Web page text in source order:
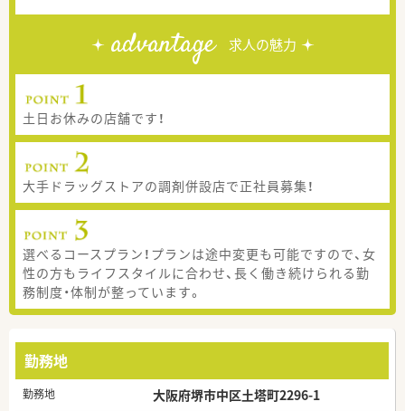
advantage 求人の魅力
土日お休みの店舗です！
大手ドラッグストアの調剤併設店で正社員募集！
選べるコースプラン！プランは途中変更も可能ですので、女
性の方もライフスタイルに合わせ、長く働き続けられる勤
務制度・体制が整っています。
勤務地
勤務地 大阪府堺市中区土塔町2296-1